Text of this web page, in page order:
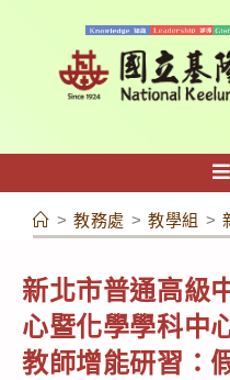
容
> 教務處 > 教學組 >
新北市普通高級
心暨化學學科中
教師增能研習：